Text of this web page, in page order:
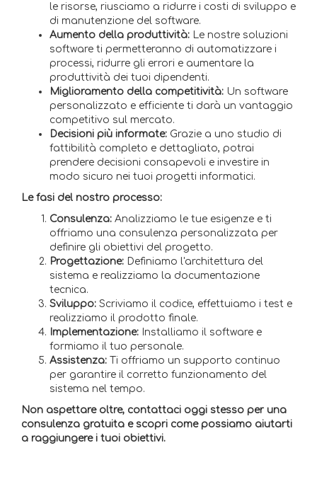
le risorse, riusciamo a ridurre i costi di sviluppo e
di manutenzione del software.
Aumento della produttività: Le nostre soluzioni
software ti permetteranno di automatizzare i
processi, ridurre gli errori e aumentare la
produttività dei tuoi dipendenti.
Miglioramento della competitività: Un software
personalizzato e efficiente ti darà un vantaggio
competitivo sul mercato.
Decisioni più informate: Grazie a uno studio di
fattibilità completo e dettagliato, potrai
prendere decisioni consapevoli e investire in
modo sicuro nei tuoi progetti informatici.
Le fasi del nostro processo:
Consulenza: Analizziamo le tue esigenze e ti
offriamo una consulenza personalizzata per
definire gli obiettivi del progetto.
Progettazione: Definiamo l'architettura del
sistema e realizziamo la documentazione
tecnica.
Sviluppo: Scriviamo il codice, effettuiamo i test e
realizziamo il prodotto finale.
Implementazione: Installiamo il software e
formiamo il tuo personale.
Assistenza: Ti offriamo un supporto continuo
per garantire il corretto funzionamento del
sistema nel tempo.
Non aspettare oltre, contattaci oggi stesso per una
consulenza gratuita e scopri come possiamo aiutarti
a raggiungere i tuoi obiettivi.